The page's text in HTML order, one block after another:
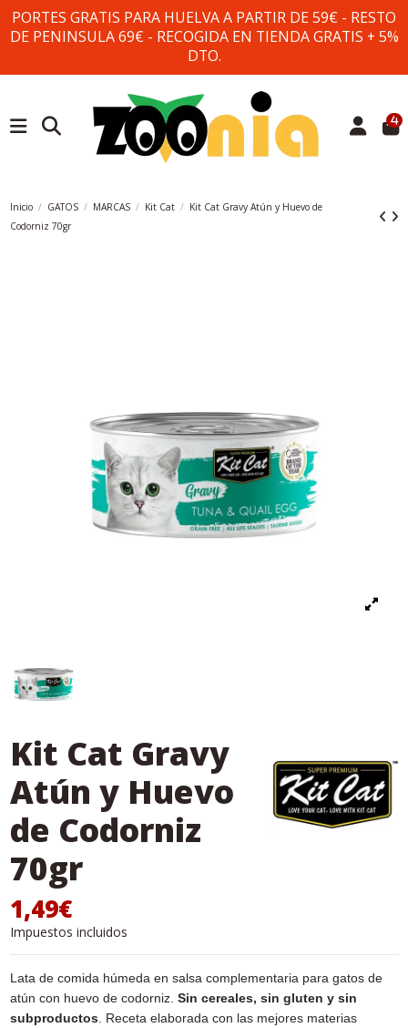
PORTES GRATIS PARA HUELVA A PARTIR DE 59€ - RESTO
DE PENINSULA 69€ - RECOGIDA EN TIENDA GRATIS + 5%
DTO.
4
Inicio GATOS MARCAS Kit Cat
Kit Cat Gravy Atún y Huevo de
Codorniz 70gr
Kit Cat Gravy
Atún y Huevo
de Codorniz
70gr
1,49€
Impuestos incluidos
Lata de comida húmeda en salsa complementaria para gatos de
atún con huevo de codorniz. Sin cereales, sin gluten y sin
subproductos. Receta elaborada con las mejores materias